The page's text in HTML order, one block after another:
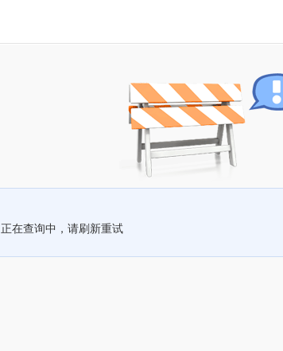
正在查询中，请刷新重试